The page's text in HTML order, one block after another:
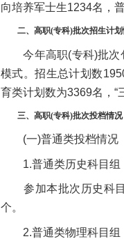
向培养军士生1234名，
二、高职(专科)批次招生计划
今年高职(专科)批次包
模式。招生总计划数
育类计划数为3369名，“
三、高职(专科)批次投档情况
(一)普通类投档情况
1.普通类历史科目组
参加本批次历史科目
个。
2.普通类物理科目组